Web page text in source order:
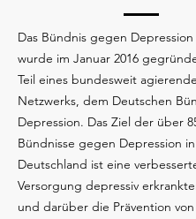
Das Bündnis gegen
wurde im Januar 2016
Teil eines bundesweit
Netzwerks, dem Deutschen
Depression. Das Ziel der über
Bündnisse gegen Depression in
Deutschland ist eine
Versorgung depressiv
und darüber die Prävention von